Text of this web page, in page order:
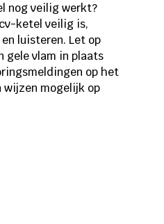
nog veilig werkt?
ketel veilig is,
luisteren. Let op
gele vlam in plaats
op het
wijzen mogelijk op